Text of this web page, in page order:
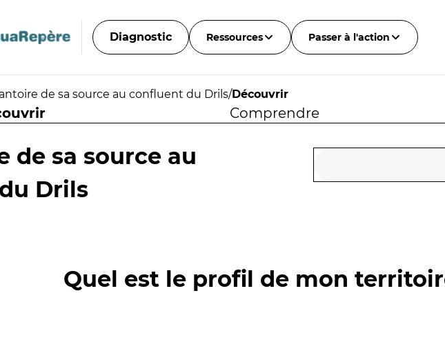
Diagnostic Ressources Passer à l'action
de sa source au confluent du Drils/Découvrir
Comprendre
de sa source au
Drils
Quel est le profil de mon